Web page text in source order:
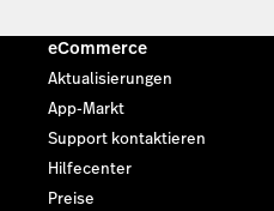
eCommerce
Aktualisierungen
App-Markt
Support kontaktieren
Hilfecenter
Preise